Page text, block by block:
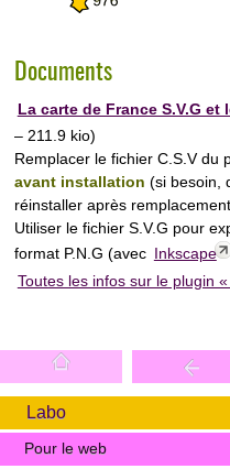
Documents
La carte de France S.V.G et
– 211.9 kio)
Remplacer le fichier C.S.V du
avant installation (si besoin,
réinstaller après
Utiliser le fichier S.V.G pour
format P.N.G (avec Inkscape
Toutes les infos sur le plugin
Labo
Pour le web